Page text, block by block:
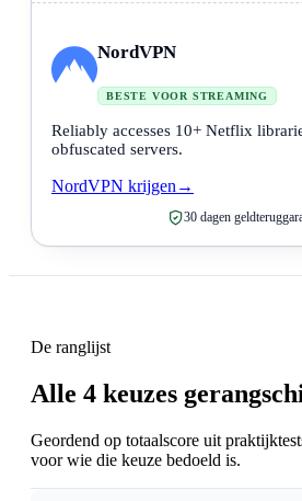
NordVPN
BESTE VOOR STREAMING
Reliably accesses 10+ Netflix
obfuscated servers.
NordVPN krijgen →
30 dagen
De ranglijst
Alle 4 keuzes
Geordend op totaalscore uit
voor wie die keuze bedoeld is.